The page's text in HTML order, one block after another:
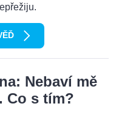
Nebaví mě
Co s tím?